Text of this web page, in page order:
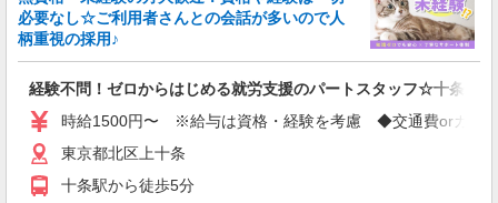
時給1500円〜 ※給与は資格・経験を考慮
キープ 詳細を見る
株式会社kotrio /●SW-S-2087219
必要なし☆ご利用者さんとの会話が多いので人
柄重視の採用♪
経験不問！ゼロからはじめる就労支援のパートスタッフ☆十条駅
時給1500円〜 ※給与は資格・経験を考慮 ◆交通費orガソ
東京都北区上十条
十条駅から徒歩5分